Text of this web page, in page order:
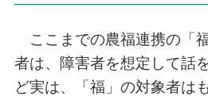
ここまでの農福連携の「
者は、障害者を想定して話
ど実は、「福」の対象者は